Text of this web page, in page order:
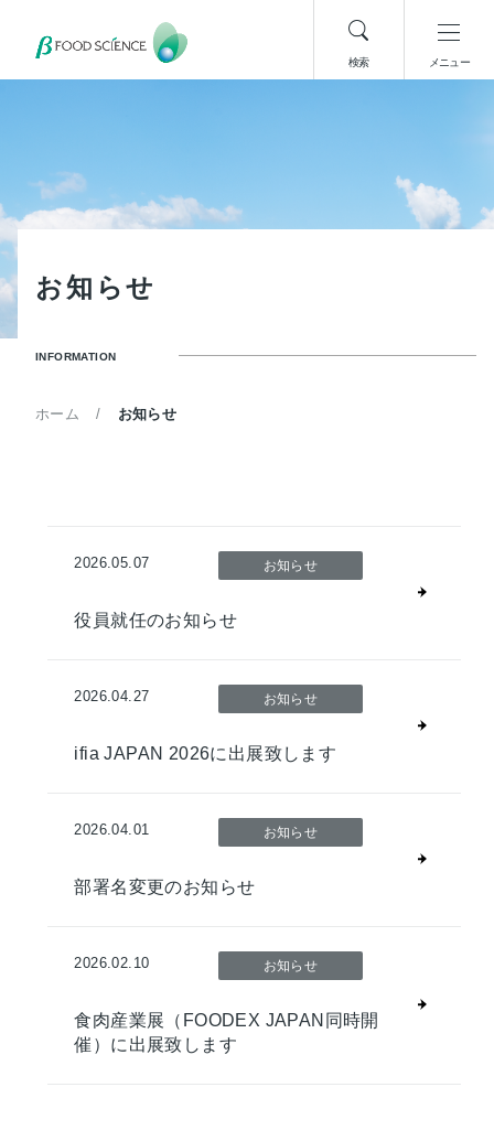
検索 メニュー
お知 らせ
INFORMATION
ホーム お知らせ
2026.05.07 お知らせ
役員就任のお知らせ
2026.04.27 お知らせ
ifia JAPAN 2026に出展致します
2026.04.01 お知らせ
部署名変更のお知らせ
2026.02.10 お知らせ
食肉産業展（FOODEX JAPAN同時開
催）に出展致します